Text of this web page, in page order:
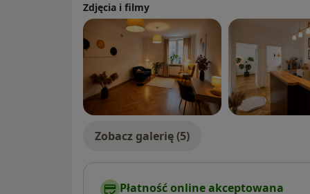
Zdjęcia i filmy
Zobacz galerię (5)
Płatność online akceptowana